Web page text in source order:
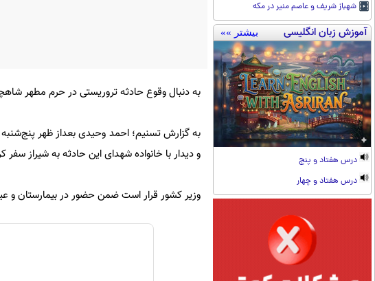
شهباز شریف و عاصم منیر در مکه
آموزش زبان انگلیسی بیشتر »»
درس هفتاد و پنج
درس هفتاد و چهار
به دنبال وقوع حادثه تروریستی در حرم مطهر
و دیدار با خانواده شهدای این حادثه به شیراز سفر
وزیر کشور قرار است ضمن حضور در بیمارستان